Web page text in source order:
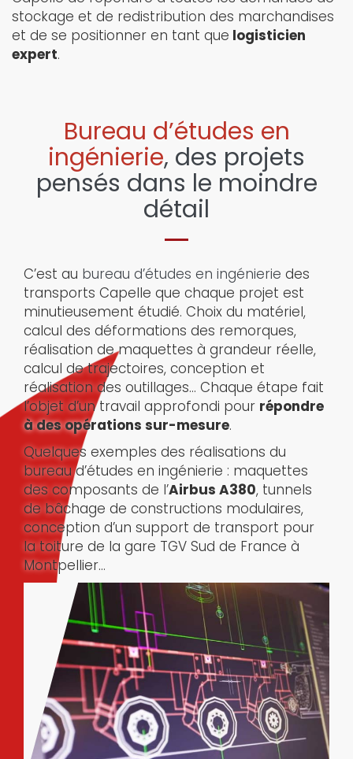
stockage et de redistribution des marchandises
et de se positionner en tant que logisticien
expert.
Bureau d’études en
ingénierie, des projets
pensés dans le moindre
détail
C’est au bureau d’études en ingénierie des
transports Capelle que chaque projet est
minutieusement étudié. Choix du matériel,
calcul des déformations des remorques,
réalisation de maquettes à grandeur réelle,
calcul de trajectoires, conception et
réalisation des outillages... Chaque étape fait
l’objet d’un travail approfondi pour répondre
à des opérations sur-mesure.
Quelques exemples des réalisations du
bureau d’études en ingénierie : maquettes
des composants de l’Airbus A380, tunnels
de bâchage de constructions modulaires,
conception d’un support de transport pour
la toiture de la gare TGV Sud de France à
Montpellier…